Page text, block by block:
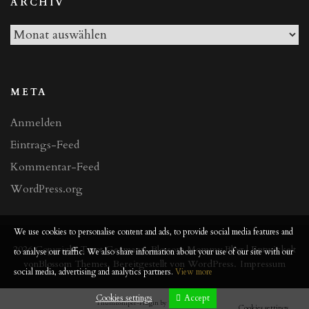
Archiv
META
Anmelden
Eintrags-Feed
Kommentar-Feed
WordPress.org
2026 CopyrightTarot Germany.Blossom Mommy Blog | Entwickelt
vonBlossom Themes. Bereitgestellt von WordPress. Impressum
ThumbSniper-Plugin by Thomas Schulte
We use cookies to personalise content and ads, to provide social media features and
to analyse our traffic. We also share information about your use of our site with our
social media, advertising and analytics partners. View more
Cookies settings Accept